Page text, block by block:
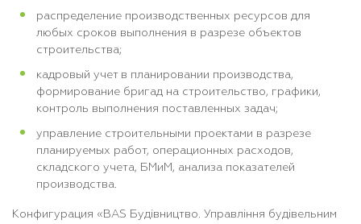
распределение производственных ресурсов для
любых сроков выполнения в разрезе объектов
строительства;
кадровый учет в планировании производства,
формирование бригад на строительство, графики,
контроль выполнения поставленных задач;
управление строительными проектами в разрезе
планируемых работ, операционных расходов,
складского учета, БМиМ, анализа показателей
производства.
Конфигурация « BAS Будівництво. Управління будівельним